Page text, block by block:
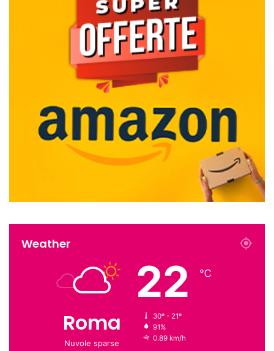
Weather
Roma
Nuvole sparse
22 ℃
30º - 21º
91%
0.89 km/h